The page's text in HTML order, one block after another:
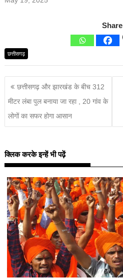
Share
छत्तीसगढ़
छत्तीसगढ़ और झारखंड के बीच 312
मीटर लंबा पुल बनाया जा रहा , 20 गांव के
लोगों का सफर होगा आसान
क्लिक करके इन्हें भी पढ़ें